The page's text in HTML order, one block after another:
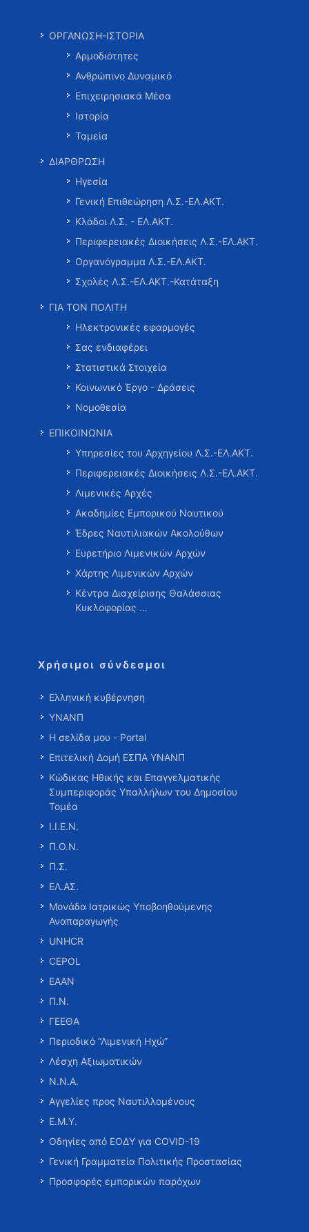
ΟΡΓΑΝΩΣΗ-ΙΣΤΟΡΙΑ
Αρμοδιότητες
Ανθρώπινο Δυναμικό
Επιχειρησιακά Μέσα
Ιστορία
Ταμεία
ΔΙΑΡΘΡΩΣΗ
Ηγεσία
Γενική Επιθεώρηση Λ.Σ.-ΕΛ.ΑΚΤ.
Κλάδοι Λ.Σ. - ΕΛ.ΑΚΤ.
Περιφερειακές Διοικήσεις Λ.Σ.-ΕΛ.ΑΚΤ.
Οργανόγραμμα Λ.Σ.-ΕΛ.ΑΚΤ.
Σχολές Λ.Σ.-ΕΛ.ΑΚΤ.-Κατάταξη
ΓΙΑ ΤΟΝ ΠΟΛΙΤΗ
Ηλεκτρονικές εφαρμογές
Σας ενδιαφέρει
Στατιστικά Στοιχεία
Κοινωνικό Έργο - Δράσεις
Νομοθεσία
ΕΠΙΚΟΙΝΩΝΙΑ
Υπηρεσίες του Αρχηγείου Λ.Σ.-ΕΛ.ΑΚΤ.
Περιφερειακές Διοικήσεις Λ.Σ.-ΕΛ.ΑΚΤ.
Λιμενικές Αρχές
Ακαδημίες Εμπορικού Ναυτικού
Έδρες Ναυτιλιακών Ακολούθων
Ευρετήριο Λιμενικών Αρχών
Χάρτης Λιμενικών Αρχών
Κέντρα Διαχείρισης Θαλάσσιας
Κυκλοφορίας …
Χρήσιμοι σύνδεσμοι
Ελληνική κυβέρνηση
ΥΝΑΝΠ
Η σελίδα μου - Portal
Επιτελική Δομή ΕΣΠΑ ΥΝΑΝΠ
Κώδικας Ηθικής και Επαγγελματικής
Συμπεριφοράς Υπαλλήλων του Δημοσίου
Τομέα
Ι.Ι.Ε.Ν.
Π.Ο.Ν.
Π.Σ.
ΕΛ.ΑΣ.
Μονάδα Ιατρικώς Υποβοηθούμενης
Αναπαραγωγής
UNHCR
CEPOL
ΕΑΑΝ
Π.Ν.
ΓΕΕΘΑ
Περιοδικό “Λιμενική Ηχώ”
Λέσχη Αξιωματικών
Ν.Ν.Α.
Αγγελίες προς Ναυτιλλομένους
Ε.Μ.Υ.
Οδηγίες από ΕΟΔΥ για COVID-19
Γενική Γραμματεία Πολιτικής Προστασίας
Προσφορές εμπορικών παρόχων